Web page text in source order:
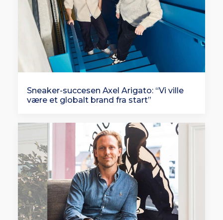
Sneaker-succesen Axel Arigato: “Vi ville
være et globalt brand fra start”